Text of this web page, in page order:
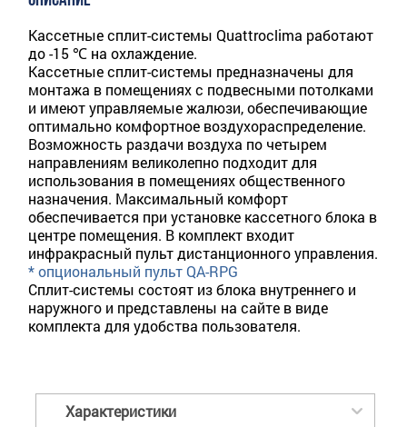
Кассетные сплит-системы Quattroclima работают
до -15 ℃ на охлаждение.
Кассетные сплит-системы предназначены для
монтажа в помещениях с подвесными потолками
и имеют управляемые жалюзи, обеспечивающие
оптимально комфортное воздухораспределение.
Возможность раздачи воздуха по четырем
направлениям великолепно подходит для
использования в помещениях общественного
назначения. Максимальный комфорт
обеспечивается при установке кассетного блока в
центре помещения. В комплект входит
инфракрасный пульт дистанционного управления.
* опциональный пульт QA-RPG
Сплит-системы состоят из блока внутреннего и
наружного и представлены на сайте в виде
комплекта для удобства пользователя.
Характеристики